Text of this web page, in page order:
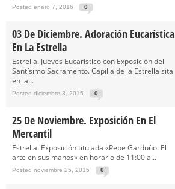
Posted enero 7, 2016 0
03 De Diciembre. Adoración Eucarística
En La Estrella
Estrella. Jueves Eucarístico con Exposición del
Santísimo Sacramento. Capilla de la Estrella sita
en la...
Posted diciembre 3, 2015 0
25 De Noviembre. Exposición En El
Mercantil
Estrella. Exposición titulada «Pepe Garduño. El
arte en sus manos» en horario de 11:00 a...
Posted noviembre 25, 2015 0